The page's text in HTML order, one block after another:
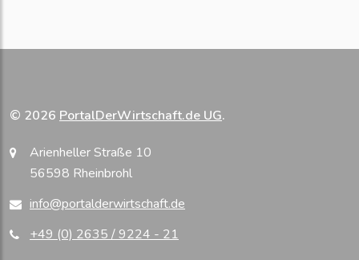
© 2026 PortalDerWirtschaft.de UG.
Arienheller Straße 10
56598 Rheinbrohl
info@portalderwirtschaft.de
+49 (0) 2635 / 9224 - 21